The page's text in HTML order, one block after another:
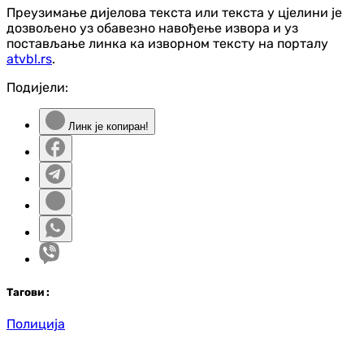
Преузимање дијелова текста или текста у цјелини је
дозвољено уз обавезно навођење извора и уз
постављање линка ка изворном тексту на порталу
atvbl.rs.
Подијели:
Линк је копиран!
Тагови :
Полиција